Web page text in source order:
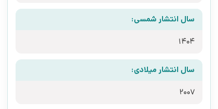
سال انتشار شمسی:
1404
سال انتشار میلادی:
2007